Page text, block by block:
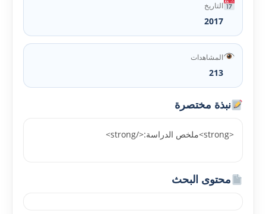
التاريخ
2017
المشاهدات
213
نبذة مختصرة
<strong>ملخص الدراسة:</strong>
محتوى البحث